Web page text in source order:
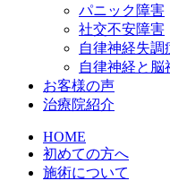
パニック障害
社交不安障害
自律神経失調
自律神経と脳
お客様の声
治療院紹介
HOME
初めての方へ
施術について